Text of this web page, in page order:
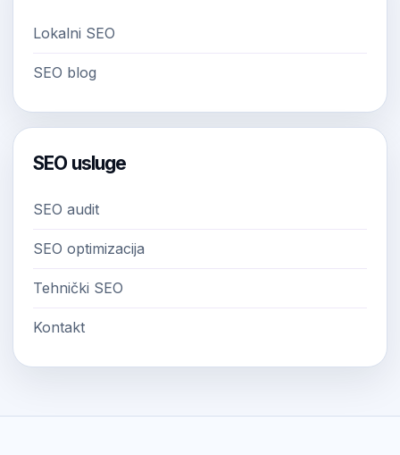
Lokalni SEO
SEO blog
SEO usluge
SEO audit
SEO optimizacija
Tehnički SEO
Kontakt